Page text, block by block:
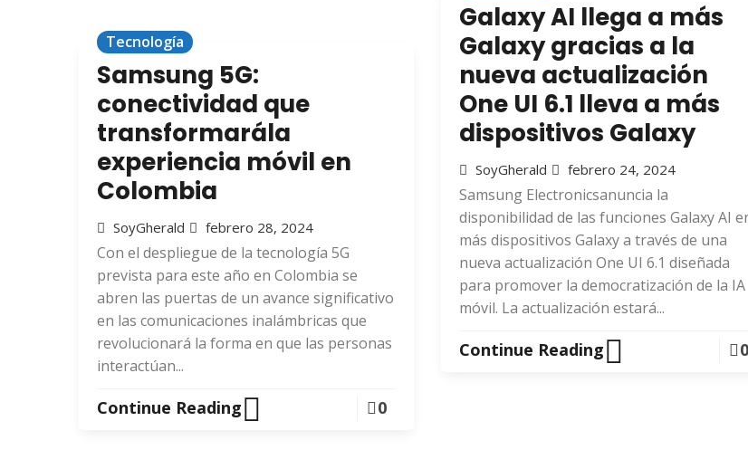
Tecnología
Samsung 5G:
conectividad que
transformarála
experiencia móvil en
Colombia
SoyGherald febrero 28, 2024
Con el despliegue de la tecnología 5G
prevista para este año en Colombia se
abren las puertas de un avance significativo
en las comunicaciones inalámbricas que
revolucionará la forma en que las personas
interactúan...
Continue Reading 0
Galaxy AI llega a más
Galaxy gracias a la
nueva actualización
One UI 6.1 lleva a más
dispositivos Galaxy
SoyGherald febrero 24, 2024
Samsung Electronicsanuncia la
disponibilidad de las funciones Galaxy AI
más dispositivos Galaxy a través de una
nueva actualización One UI 6.1 diseñada
para promover la democratización de la IA
móvil. La actualización estará...
Continue Reading 0